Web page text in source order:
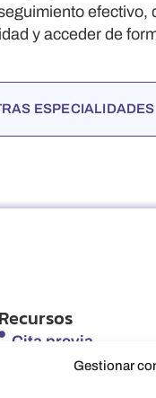
Gestionar
efectivo,
y acceder de
ESPECIALIDADES
Recursos
Cita previa